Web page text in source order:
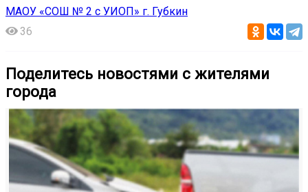
МАОУ «СОШ № 2 с УИОП» г. Губкин
36
Поделитесь новостями с жителями
города